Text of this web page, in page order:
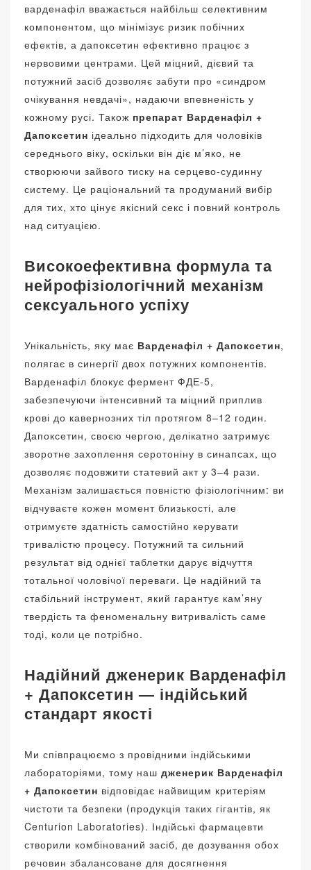
варденафіл вважається найбільш селективним
компонентом, що мінімізує ризик побічних
ефектів, а дапоксетин ефективно працює з
нервовими центрами. Цей міцний, дієвий та
потужний засіб дозволяє забути про «синдром
очікування невдачі», надаючи впевненість у
кожному русі. Також препарат Варденафіл +
Дапоксетин ідеально підходить для чоловіків
середнього віку, оскільки він діє м’яко, не
створюючи зайвого тиску на серцево-судинну
систему. Це раціональний та продуманий вибір
для тих, хто цінує якісний секс і повний контроль
над ситуацією.
Високоефективна формула та
нейрофізіологічний механізм
сексуального успіху
Унікальність, яку має Варденафіл + Дапоксетин,
полягає в синергії двох потужних компонентів.
Варденафіл блокує фермент ФДЕ-5,
забезпечуючи інтенсивний та міцний приплив
крові до кавернозних тіл протягом 8–12 годин.
Дапоксетин, своєю чергою, делікатно затримує
зворотне захоплення серотоніну в синапсах, що
дозволяє подовжити статевий акт у 3–4 рази.
Механізм залишається повністю фізіологічним: ви
відчуваєте кожен момент близькості, але
отримуєте здатність самостійно керувати
тривалістю процесу. Потужний та сильний
результат від однієї таблетки дарує відчуття
тотальної чоловічої переваги. Це надійний та
стабільний інструмент, який гарантує кам’яну
твердість та феноменальну витривалість саме
тоді, коли це потрібно.
Надійний дженерик Варденафіл
+ Дапоксетин — індійський
стандарт якості
Ми співпрацюємо з провідними індійськими
лабораторіями, тому наш дженерик Варденафіл
+ Дапоксетин відповідає найвищим критеріям
чистоти та безпеки (продукція таких гігантів, як
Centurion Laboratories). Індійські фармацевти
створили комбінований засіб, де дозування обох
речовин збалансоване для досягнення